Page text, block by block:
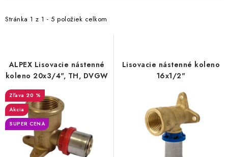
i
r
o
d
u
k
t
Stránka 1 z 1 - 5 položiek celkom
e
e
p
r
o
d
u
ALPEX Lisovacie nástenné
koleno 20x3/4", TH, DVGW
20 %
Akcia
SUPER CENA
Lisovacie nástenné koleno
16x1/2"